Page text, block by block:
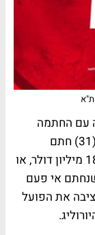
עם החתמה
יוצאת דופן, כשהרכז הסרבי וסיליה מיצ’יץ’ (31) חתם
בקבוצה על חוזה לשלוש עונות, בשווי של 18 מיליון דולר, או
שנחתם אי פעם
את הפועל